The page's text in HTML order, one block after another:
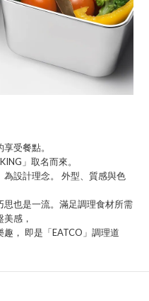
受餐點。
」取名而來。
設計理念。 外型、質感與色
也是一流。滿足調理食材所需
感，
， 即是「EATCO」調理道